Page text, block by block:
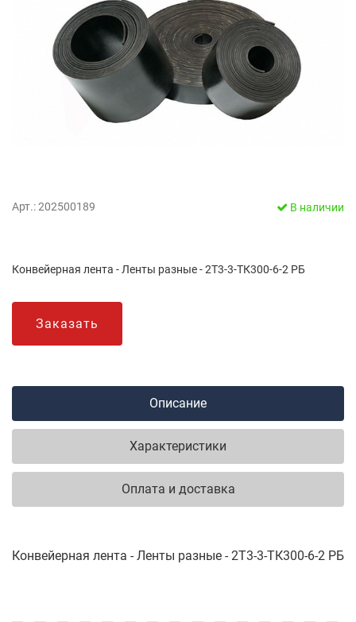
Арт.: 202500189 В наличии
Конвейерная лента - Ленты разные - 2Т3-3-ТК300-6-2 РБ
Заказать
Описание
Характеристики
Оплата и доставка
Конвейерная лента - Ленты разные - 2Т3-3-ТК300-6-2 РБ